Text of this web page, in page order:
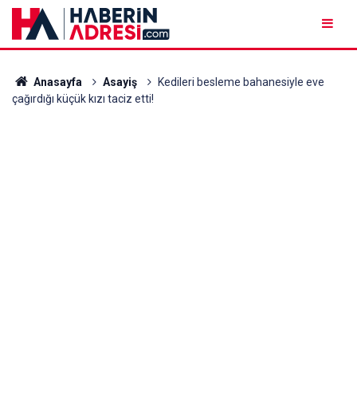
Anasayfa Asayiş
Kedileri besleme bahanesiyle eve
çağırdığı küçük kızı taciz etti!